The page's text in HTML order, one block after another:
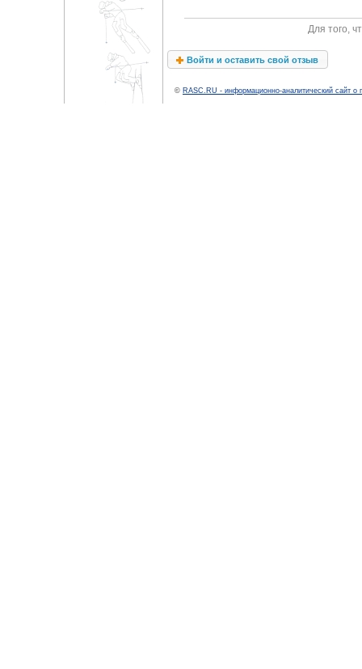
Для того,
Войти и оставить свой отзыв
© RASC.RU - информационно-аналитический сайт о